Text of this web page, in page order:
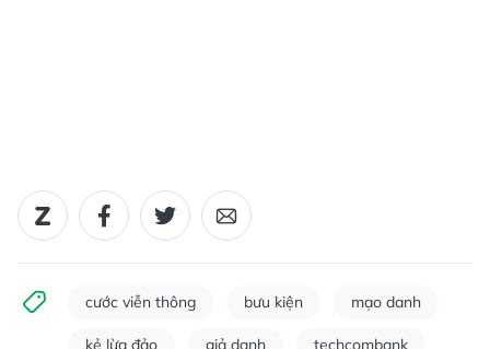
cước viễn thông bưu kiện mạo danh
kẻ lừa đảo giả danh techcombank